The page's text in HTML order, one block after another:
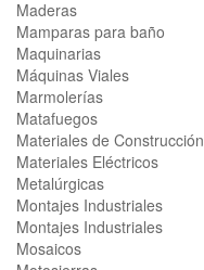
Maderas
Mamparas para baño
Maquinarias
Máquinas Viales
Marmolerías
Matafuegos
Materiales de Construcción
Materiales Eléctricos
Metalúrgicas
Montajes Industriales
Montajes Industriales
Mosaicos